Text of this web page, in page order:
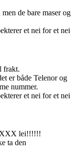
de bare maser og
et nei for et nei
frakt.
er både Telenor og
nummer.
et nei for et nei
lei!!!!!!
ta den